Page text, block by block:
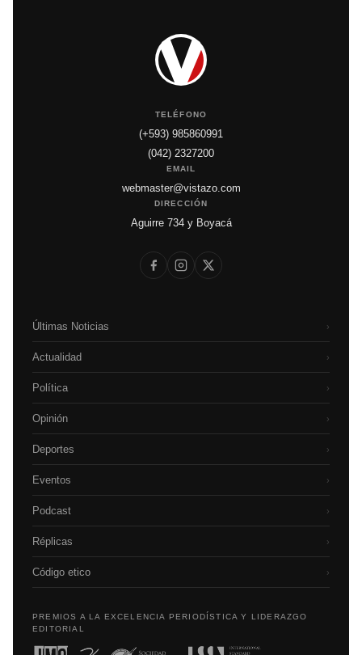
TELÉFONO
(+593) 985860991
(042) 2327200
EMAIL
webmaster@vistazo.com
DIRECCIÓN
Aguirre 734 y Boyacá
Últimas Noticias ›
Actualidad ›
Política ›
Opinión ›
Deportes ›
Eventos ›
Podcast ›
Réplicas ›
Código etico ›
PREMIOS A LA EXCELENCIA PERIODÍSTICA Y LIDERAZGO
EDITORIAL